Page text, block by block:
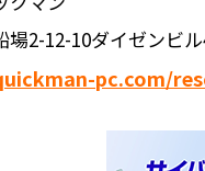
場2-12-10ダイゼンビ
pc.com/